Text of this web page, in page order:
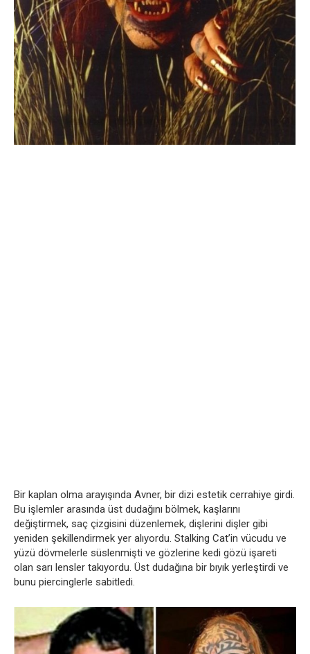
Bir kaplan olma arayışında Avner, bir dizi estetik cerrahiye girdi.
Bu işlemler arasında üst dudağını bölmek, kaşlarını
değiştirmek, saç çizgisini düzenlemek, dişlerini dişler gibi
yeniden şekillendirmek yer alıyordu. Stalking Cat’in vücudu ve
yüzü dövmelerle süslenmişti ve gözlerine kedi gözü işareti
olan sarı lensler takıyordu. Üst dudağına bir bıyık yerleştirdi ve
bunu piercinglerle sabitledi.